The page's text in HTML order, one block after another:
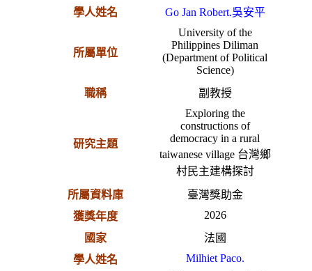
學人姓名
Go Jan Robert.吳安平
所屬單位
University of the
Philippines Diliman
(Department of Political
Science)
職稱
副教授
研究主題
Exploring the
constructions of
democracy in a rural
taiwanese village 台灣鄉
村民主建構探討
所屬資料庫
臺灣獎助金
獲獎年度
2026
國家
法國
學人姓名
Milhiet Paco.